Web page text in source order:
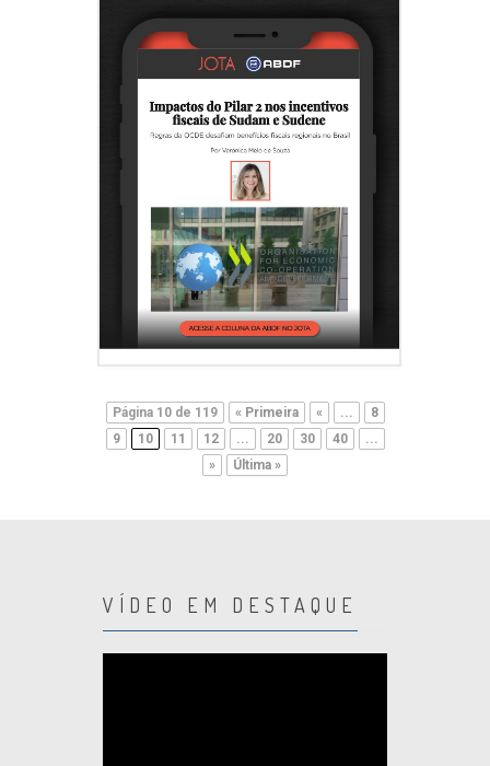
Página 10 de 119 « Primeira « ...
8
9
10 11 12 ... 20 30 40
...
»
Última »
VÍDEO EM DESTAQUE